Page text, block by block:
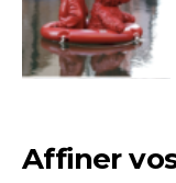
Affiner